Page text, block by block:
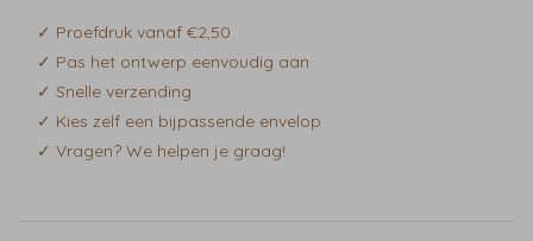
✓ Proefdruk vanaf €2,50
✓ Pas het ontwerp eenvoudig aan
✓ Snelle verzending
✓ Kies zelf een bijpassende envelop
✓ Vragen? We helpen je graag!